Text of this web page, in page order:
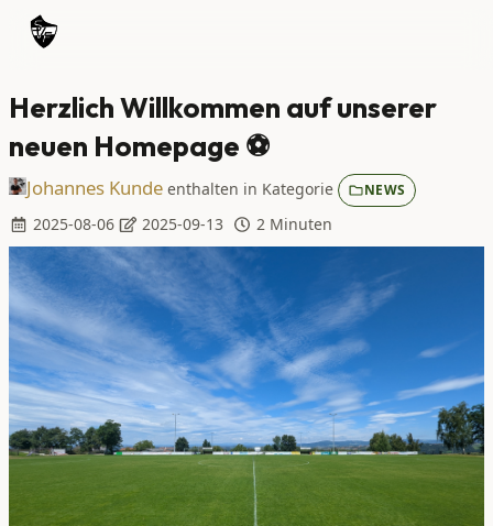
Herzlich Willkommen auf unserer
neuen Homepage ⚽
Johannes Kunde enthalten in Kategorie NEWS
2025-08-06 2025-09-13 2 Minuten